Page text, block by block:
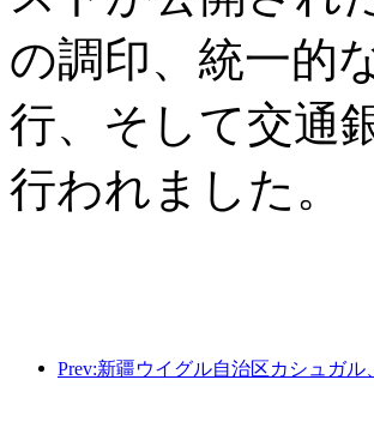
の調印、統一的
行、そして交通
行われました。